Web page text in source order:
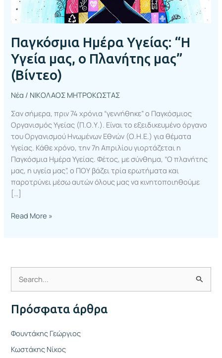
Παγκόσμια Ημέρα Υγείας: “Η
Υγεία μας, ο Πλανήτης μας”
(Βίντεο)
Νέα / ΝΙΚΟΛΑΟΣ ΜΗΤΡΟΚΩΣΤΑΣ
Σαν σήμερα, πριν 74 χρόνια “γεννήθηκε” ο Παγκόσμιος
Οργανισμός Υγείας (Π.Ο.Υ.). Είναι το εξειδικευμένο όργανο
του Οργανισμού Ηνωμένων Εθνών (Ο.Η.Ε.) για θέματα
Υγείας. Κάθε χρόνο, την 7η Απριλίου γιορτάζεται η
Παγκόσμια Ημέρα Υγείας. Φέτος, με σύνθημα, “Ο πλανήτης
μας, η υγεία μας”, ο ΠΟΥ βάζει τρία ερωτήματα και
παροτρύνει μέσω αυτών όλους μας να κινητοποιηθούμε
[…]
μας”
(Βίντεο)
Read More »
ν
α
ή
τ
Πρόσφατα άρθρα
Φουντάκης Γεώργιος
Κωστάκης Νίκος